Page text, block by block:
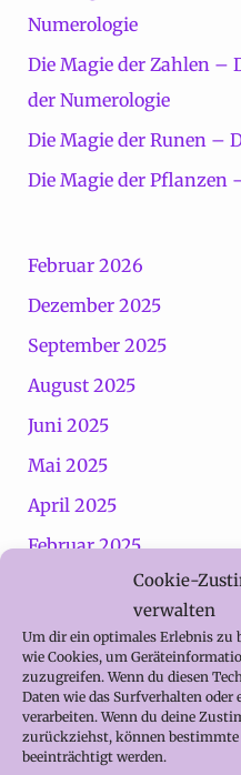
Cookie-
verwalten
Um dir ein optimales Erlebnis zu
wie Cookies, um
zuzugreifen. Wenn du diesen
Daten wie das Surfverhalten oder
verarbeiten. Wenn du deine
zurückziehst, können
beeinträchtigt werden.
Numerologie
Die Magie der Zahlen –
der Numerologie
Die Magie der Runen –
Die Magie der Pflanzen
Februar 2026
Dezember 2025
September 2025
August 2025
Juni 2025
Mai 2025
April 2025
Februar 2025
Dezember 2024
November 2024
September 2024
August 2024